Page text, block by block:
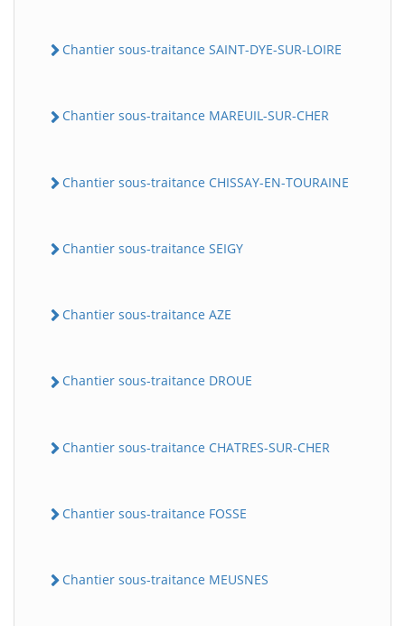
Chantier sous-traitance SAINT-DYE-SUR-LOIRE
Chantier sous-traitance MAREUIL-SUR-CHER
Chantier sous-traitance CHISSAY-EN-TOURAINE
Chantier sous-traitance SEIGY
Chantier sous-traitance AZE
Chantier sous-traitance DROUE
Chantier sous-traitance CHATRES-SUR-CHER
Chantier sous-traitance FOSSE
Chantier sous-traitance MEUSNES